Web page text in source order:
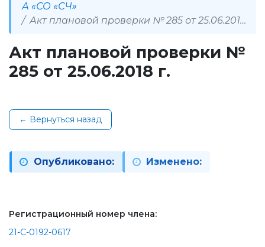
А «СО «СЧ»
Акт плановой проверки № 285 от 25.06.2018 г.
Акт плановой проверки №
285 от 25.06.2018 г.
← Вернуться назад
Опубликовано: Изменено:
Регистрационный номер члена:
21-С-0192-0617